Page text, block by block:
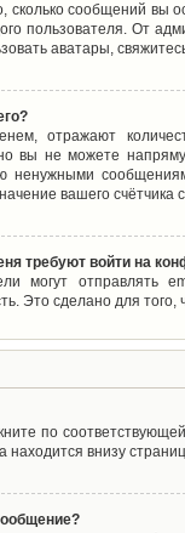
сколько сообщений вы
пользователя. От
аватары,
отражают
вы не можете
ненужными
вашего счётчика
требуют войти на
могут
Это сделано для
по
внизу